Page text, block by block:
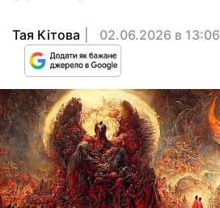
Тая Кітова 02.06.2026 в 13:06